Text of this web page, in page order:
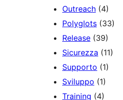
Outreach (4)
Polyglots (33)
Release (39)
Sicurezza (11)
Supporto (1)
Sviluppo (1)
Training (4)